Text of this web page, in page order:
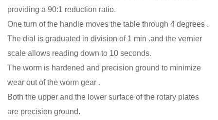
providing a 90:1 reduction ratio.
One turn of the handle moves the table through 4 degrees .
The dial is graduated in division of 1 min .and the vernier
scale allows reading down to 10 seconds.
The worm is hardened and precision ground to minimize
wear out of the worm gear .
Both the upper and the lower surface of the rotary plates
are precision ground.